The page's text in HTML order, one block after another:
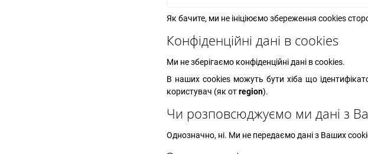
Як бачите, ми не ініціюємо збереження cookies
Конфіденційні дані в cookies
Ми не зберігаємо конфіденційні дані в cookies.
В наших cookies можуть бути хіба що
користувач (як отregion).
Чи розповсюджуємо ми дані з
Однозначно, ні. Ми не передаємо дані з Ваших